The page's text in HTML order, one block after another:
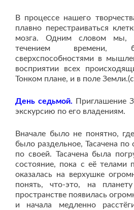
В процессе нашего
плавно перестраиваться
мозга. Одним словом мы,
течением времени,
сверхспособностями в
восприятии всех
Тонком плане, и в поле
День седьмой. Приглашение
экскурсию по его владениям.
Вначале было не понятно,
было раздельное, Тасачена по
по своей. Тасачена была
состояние, пока с её телами
оказалась на верхушке
понять, что-это, на
пространстве появилась
и начала медленно